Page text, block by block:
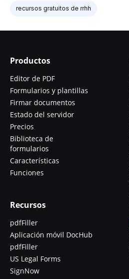
recursos gratuitos de rrhh
Productos
Editor de PDF
Formularios y plantillas
Firmar documentos
Estado del servidor
Precios
Biblioteca de
formularios
Características
Funciones
Recursos
pdfFiller
Aplicación móvil DocHub
pdfFiller
US Legal Forms
SignNow